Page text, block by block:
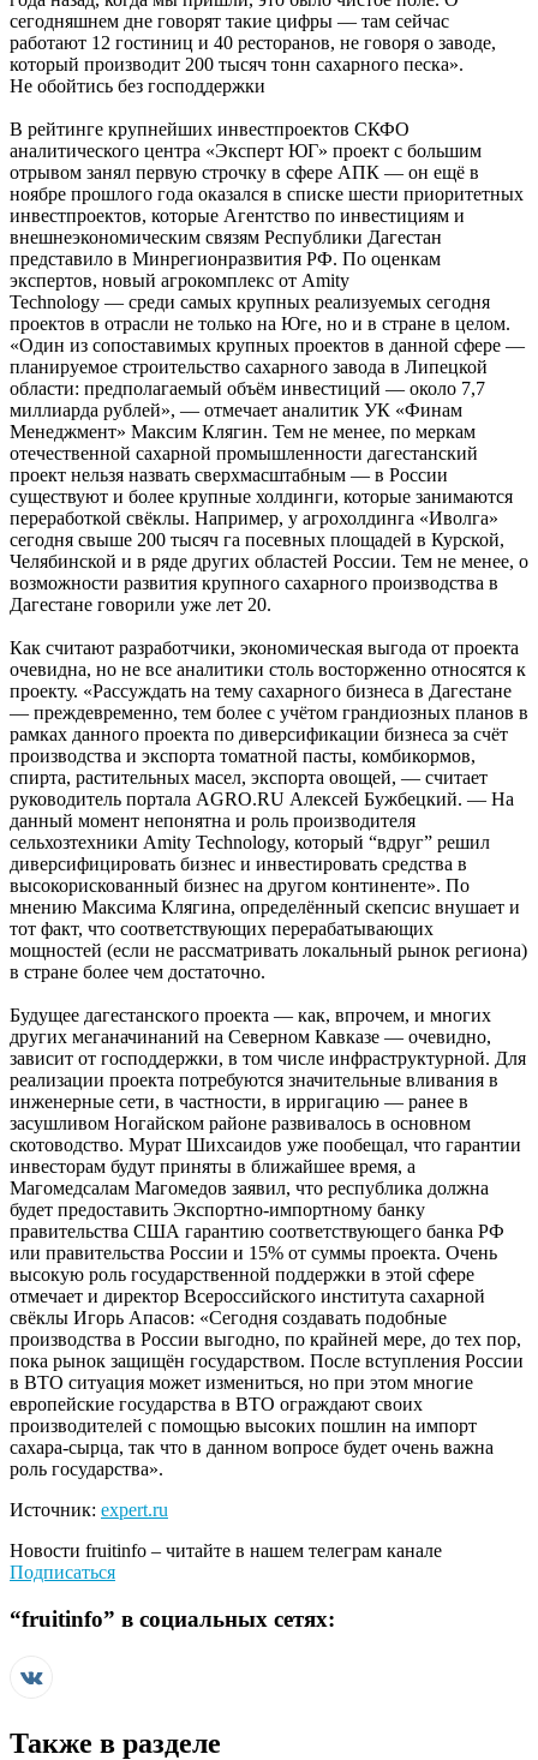
сегодняшнем дне говорят такие цифры — там сейчас
работают 12 гостиниц и 40 ресторанов, не говоря о заводе,
который производит 200 тысяч тонн сахарного песка».
Не обойтись без господдержки
В рейтинге крупнейших инвестпроектов СКФО
аналитического центра «Эксперт ЮГ» проект с большим
отрывом занял первую строчку в сфере АПК — он ещё в
ноябре прошлого года оказался в списке шести приоритетных
инвестпроектов, которые Агентство по инвестициям и
внешнеэкономическим связям Республики Дагестан
представило в Минрегионразвития РФ. По оценкам
экспертов, новый агрокомплекс от Amity
Technology — среди самых крупных реализуемых сегодня
проектов в отрасли не только на Юге, но и в стране в целом.
«Один из сопоставимых крупных проектов в данной сфере —
планируемое строительство сахарного завода в Липецкой
области: предполагаемый объём инвестиций — около 7,7
миллиарда рублей», — отмечает аналитик УК «Финам
Менеджмент» Максим Клягин. Тем не менее, по меркам
отечественной сахарной промышленности дагес­танский
проект нельзя назвать сверхмасштабным — в России
существуют и более крупные холдинги, которые занимаются
переработкой свёклы. Например, у агрохолдинга «Иволга»
сегодня свыше 200 тысяч га посевных площадей в Курской,
Челябинской и в ряде других областей России. Тем не менее, о
возможности развития крупного сахарного производства в
Дагестане говорили уже лет 20.
Как считают разработчики, экономическая выгода от проекта
очевидна, но не все аналитики столь восторженно относятся к
проекту. «Рассуждать на тему сахарного бизнеса в Дагестане
— преждевременно, тем более с учётом грандиозных планов в
рамках данного проекта по диверсификации бизнеса за счёт
производства и экспорта томатной пасты, комбикормов,
спирта, растительных масел, экспорта овощей, — считает
руководитель портала AGRO.RU Алексей Бужбецкий. — На
данный момент непонятна и роль производителя
сельхозтехники Amity Technology, который “вдруг” решил
диверсифицировать бизнес и инвестировать средства в
высокорискованный бизнес на другом континенте». По
мнению Максима Клягина, определённый скепсис внушает и
тот факт, что соответствующих перерабатывающих
мощностей (если не рассматривать локальный рынок региона)
в стране более чем достаточно.
Будущее дагестанского проекта — как, впрочем, и многих
других меганачинаний на Северном Кавказе — очевидно,
зависит от господдержки, в том числе инфраструктурной. Для
реализации проекта потребуются значительные вливания в
инженерные сети, в частности, в ирригацию — ранее в
засушливом Ногайском районе развивалось в основном
скотоводство. Мурат Шихсаидов уже пообещал, что гарантии
инвесторам будут приняты в ближайшее время, а
Магомедсалам Магомедов заявил, что республика должна
будет предоставить Экспортно-импортному банку
правительства США гарантию соответствующего банка РФ
или правительства России и 15% от суммы проекта. Очень
высокую роль государственной поддержки в этой сфере
отмечает и директор Всероссийского института сахарной
свёклы Игорь Апасов: «Сегодня создавать подобные
производства в России выгодно, по крайней мере, до тех пор,
пока рынок защищён государством. После вступления России
в ВТО ситуация может измениться, но при этом многие
европейские государства в ВТО ограждают своих
производителей с помощью высоких пошлин на импорт
сахара-сырца, так что в данном вопросе будет очень важна
роль государства».
Источник: expert.ru
Новости fruitinfo – читайте в нашем телеграм канале
Подписаться
“fruitinfo” в социальных сетях:
Также в разделе